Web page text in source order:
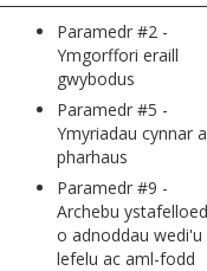
Paramedr #2 -
Ymgorffori eraill
gwybodus
Paramedr #5 -
Ymyriadau cynnar a
pharhaus
Paramedr #9 -
Archebu
o adnoddau wedi'u
lefelu ac aml-fodd